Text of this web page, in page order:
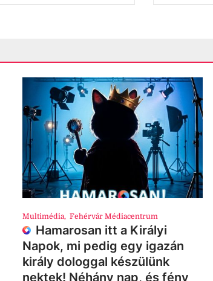
Multimédia, Fehérvár Médiacentrum
Hamarosan itt a Királyi
Napok, mi pedig egy igazán
király dologgal készülünk
nektek! Néhány nap, és fény